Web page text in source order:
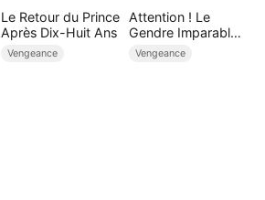
Le Retour du Prince
Après Dix-Huit Ans
Vengeance
Attention ! Le
Gendre Imparable
Revient
Vengeance